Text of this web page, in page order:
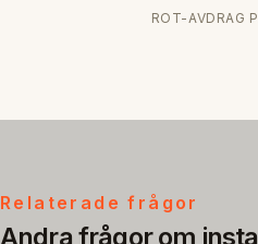
ROT-AVDRAG
Relaterade frågor
Andra frågor om